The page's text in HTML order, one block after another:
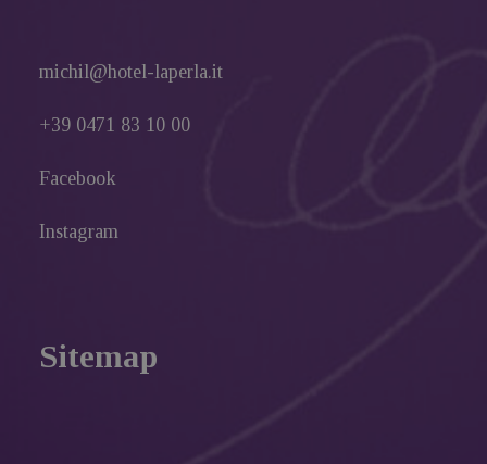
michil@hotel-laperla.it
+39 0471 83 10 00
Facebook
Instagram
Sitemap